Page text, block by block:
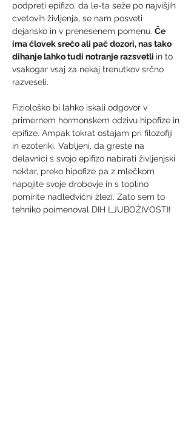
podpreti epifizo, da le-ta seže po najvišjih
cvetovih življenja, se nam posveti
dejansko in v prenesenem pomenu. Če
ima človek srečo ali pač dozori, nas tako
dihanje lahko tudi notranje razsvetli in to
vsakogar vsaj za nekaj trenutkov srčno
razveseli.
Fiziološko bi lahko iskali odgovor v
primernem hormonskem odzivu hipofize in
epifize. Ampak tokrat ostajam pri filozofiji
in ezoteriki. Vabljeni, da greste na
delavnici s svojo epifizo nabirati življenjski
nektar, preko hipofize pa z mlečkom
napojite svoje drobovje in s toplino
pomirite nadledvični žlezi. Zato sem to
tehniko poimenoval DIH LJUBOŽIVOSTI!